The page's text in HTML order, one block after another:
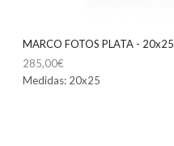
MARCO FOTOS PLATA - 20x25
285,00€
Medidas: 20x25